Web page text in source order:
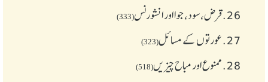
26. قرض،سود، جوا اور انشورنس(333)
27. عورتوں کے مسائل(323)
28. ممنوع اور مباح چیز یں(518)